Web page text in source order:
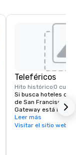
Teleféricos
Hito histórico 0
Si busca hoteles
de San Francisco, el
Gateway está
pasos de la calle
teleféricos ofrecen
Leer más
Visitar el sitio web